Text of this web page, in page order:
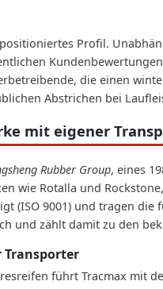
positioniertes Profil.
die einen
Abstrichen bei
mit eigener
Rubber Group, eines
wie Rotalla und
9001) und tragen die
und zählt damit zu den
führt Tracmax mit